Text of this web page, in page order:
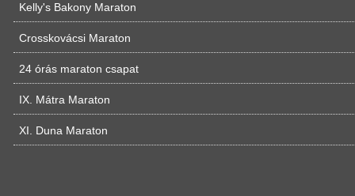
Kelly's Bakony Maraton
Crosskovácsi Maraton
24 órás maraton csapat
IX. Mátra Maraton
XI. Duna Maraton